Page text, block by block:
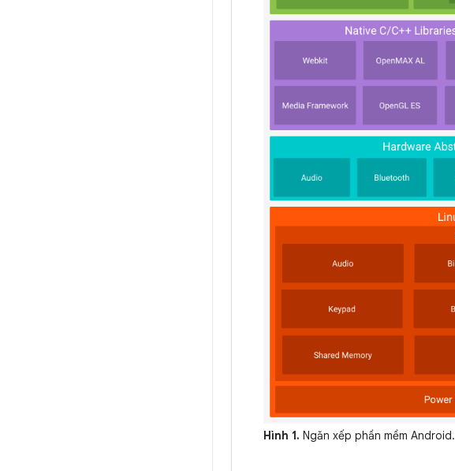
Hình 1. Ngăn xếp phần mềm Android.